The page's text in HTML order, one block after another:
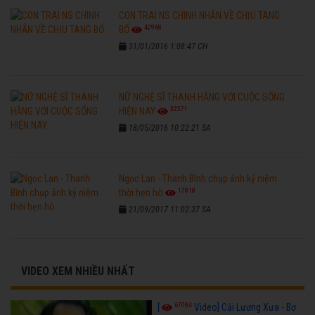
CON TRAI NS CHINH NHẪN VỀ CHỊU TANG
BỐ
42968
31/01/2016 1:08:47 CH
NỮ NGHỆ SĨ THANH HẰNG VỚI CUỘC SỐNG
HIỆN NAY
32571
18/05/2016 10:22:21 SA
Ngọc Lan - Thanh Bình chụp ảnh kỷ niệm
thời hẹn hò
17818
21/09/2017 11:02:37 SA
VIDEO XEM NHIỀU NHẤT
[ 67084 Video] Cải Lương Xưa - Bơ